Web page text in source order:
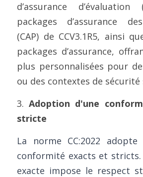
d’assurance
packages d’assurance
(CAP) de CCV3.1R5, ainsi
packages d’assurance,
plus personnalisées pour
ou des contextes de sécurité
3. Adoption d'une
stricte
La norme CC:2022
conformité exacts et
exacte impose le respect